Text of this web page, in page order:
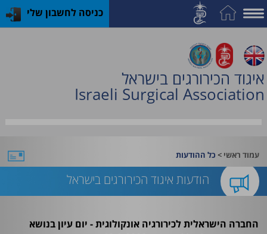
כניסה לחשבון שלי
איגוד הכירורגים בישראל
Israeli Surgical Association
על
האיגוד
חברות
וחוגים
האקדמיה
לכירורגיה
קורסים
עמוד ראשי > כל ההודעות
הודעות איגוד הכירורגים בישראל
החברה הישראלית לכירורגיה אונקולוגית - יום עיון בנושא